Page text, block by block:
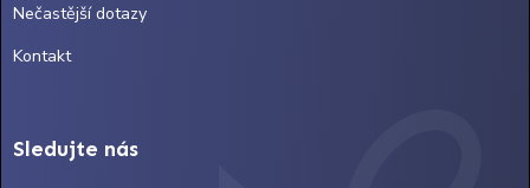
Nečastější dotazy
Kontakt
Sledujte nás